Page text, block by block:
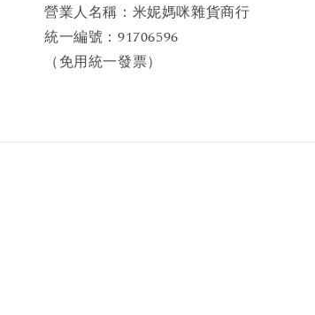
營業人名稱：米妮媽咪雜貨商行
統一編號：91706596
（免用統一發票）